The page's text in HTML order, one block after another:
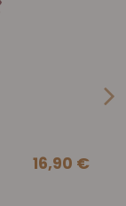
16,90 €